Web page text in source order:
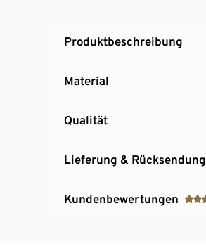
Produktbeschreibung
Material
Qualität
Lieferung & Rücksendung
Kundenbewertungen